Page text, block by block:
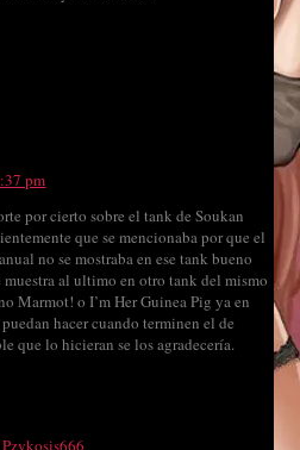
pm
por cierto sobre el tank de Soukan
que se mencionaba por que el
no se mostraba en ese tank bueno
muestra al ultimo en otro tank del mismo
Marmot! o I’m Her Guinea Pig ya en
hacer cuando terminen el de
que lo hicieran se los agradecería.
Pzykosis666